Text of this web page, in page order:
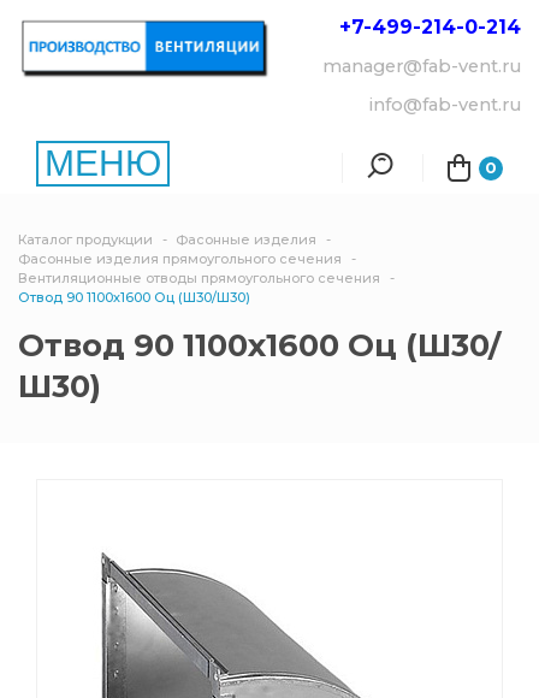
МЕНЮ 0
+7-499-214-0-214
manager@fab-vent.ru
info@fab-vent.ru
Каталог продукции
Фасонные изделия
Фасонные изделия прямоугольного сечения
Вентиляционные отводы прямоугольного сечения
Отвод 90 1100х1600 Оц (Ш30/Ш30)
Отвод 90 1100х1600 Оц (Ш30/
Ш30)